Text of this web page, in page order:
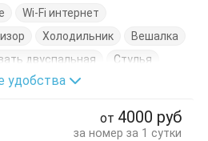
Wi-Fi интернет
Холодильник
Вешалка
двуспальная
Стулья
удобства
от 4000 руб
за номер за 1 сутки